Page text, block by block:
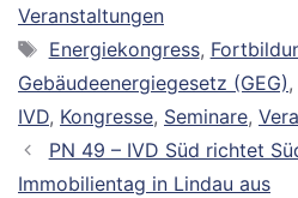
Veranstaltungen
Schlagwörter
Energiekongress,
Gebäudeenergiegesetz (GEG),
IVD, Kongresse, Seminare,
PN 49 – IVD Süd richtet
Immobilientag in Lindau aus